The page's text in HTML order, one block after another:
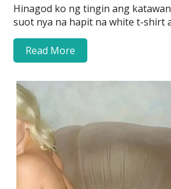
Hinagod ko ng tingin ang
suot nya na hapit na white t-shirt
Read More